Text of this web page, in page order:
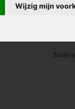
Wijzig mijn